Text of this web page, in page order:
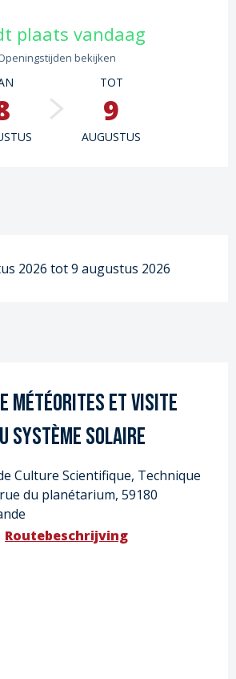
en
plaats vandaag
bekijken
TOT
9
AUGUSTUS
2026 tot 9 augustus 2026
Météorites et Visite
système solaire
Culture Scientifique, Technique
du planétarium, 59180
Routebeschrijving